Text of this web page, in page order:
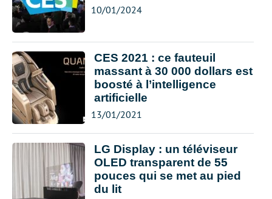
10/01/2024
CES 2021 : ce fauteuil
massant à 30 000 dollars est
boosté à l’intelligence
artificielle
13/01/2021
LG Display : un téléviseur
OLED transparent de 55
pouces qui se met au pied
du lit